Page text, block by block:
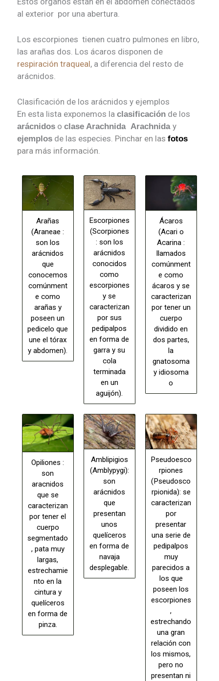
al exterior por una abertura.
Los escorpiones tienen cuatro pulmones en libro,
las arañas dos. Los ácaros disponen de
respiración traqueal, a diferencia del resto de
arácnidos.
Clasificación de los arácnidos y ejemplos
En esta lista exponemos la clasificación de los
arácnidos o clase Arachnida Arachnida y
ejemplos de las especies. Pinchar en las fotos
para más información.
Arañas
(Araneae :
son los
arácnidos
que
conocemos
comúnment
e como
arañas y
poseen un
pedicelo que
une el tórax
y abdomen).
Escorpiones
(Scorpiones
: son los
arácnidos
conocidos
como
escorpiones
y se
caracterizan
por sus
pedipalpos
en forma de
garra y su
cola
terminada
en un
aguijón).
Ácaros
(Acari o
Acarina :
llamados
comúnment
e como
ácaros y se
caracterizan
por tener un
cuerpo
dividido en
dos partes,
la
gnatosoma
y idiosoma
o
Opiliones :
son
aracnidos
que se
caracterizan
por tener el
cuerpo
segmentado
, pata muy
largas,
estrechamie
nto en la
cintura y
quelíceros
en forma de
pinza.
Amblipigios
(Amblypygi):
son
arácnidos
que
presentan
unos
quelíceros
en forma de
navaja
desplegable.
Pseudoesco
rpiones
(Pseudosco
rpionida): se
caracterizan
por
presentar
una serie de
pedipalpos
muy
parecidos a
los que
poseen los
escorpiones
,
estrechando
una gran
relación con
los mismos,
pero no
presentan ni